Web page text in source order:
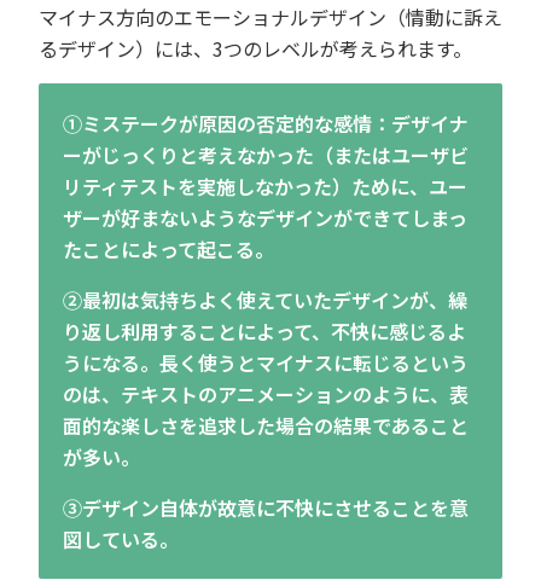
マイナス方向のエモーショナルデザイン（情動に訴え
るデザイン）には、3つのレベルが考えられます。
①ミステークが原因の否定的な感情：デザイナ
ーがじっくりと考えなかった（またはユーザビ
リティテストを実施しなかった）ために、ユー
ザーが好まないようなデザインができてしまっ
たことによって起こる。
②最初は気持ちよく使えていたデザインが、繰
り返し利用することによって、不快に感じるよ
うになる。長く使うとマイナスに転じるという
のは、テキストのアニメーションのように、表
面的な楽しさを追求した場合の結果であること
が多い。
③デザイン自体が故意に不快にさせることを意
図している。